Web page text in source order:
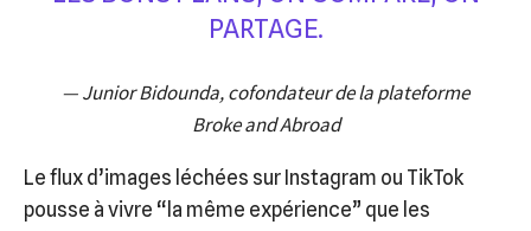
PARTAGE.
— Junior Bidounda, cofondateur de la plateforme
Broke and Abroad
Le flux d’images léchées sur Instagram ou TikTok
pousse à vivre “la même expérience” que les